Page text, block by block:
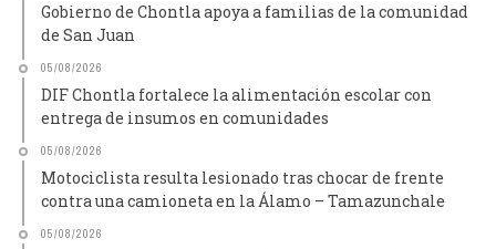
Gobierno de Chontla apoya a familias de la comunidad
de San Juan
05/08/2026
DIF Chontla fortalece la alimentación escolar con
entrega de insumos en comunidades
05/08/2026
Motociclista resulta lesionado tras chocar de frente
contra una camioneta en la Álamo – Tamazunchale
05/08/2026